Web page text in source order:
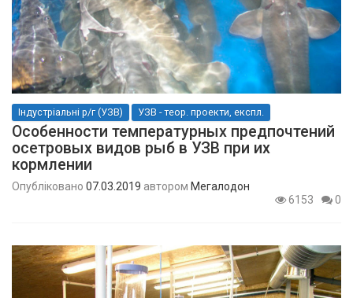
Індустріальні р/г (УЗВ) УЗВ - теор. проекти, експл.
Особенности температурных предпочтений
осетровых видов рыб в УЗВ при их
кормлении
Опубліковано 07.03.2019 автором Мегалодон
6153
0